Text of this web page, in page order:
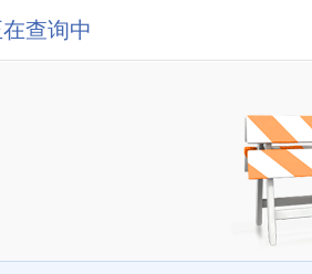
查询中